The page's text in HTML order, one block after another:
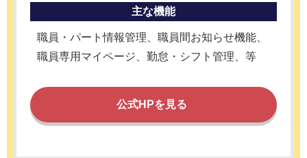
主な機能
職員・パート情報管理、職員間お知らせ機能、
職員専用マイページ、勤怠・シフト管理、等
公式HPを見る